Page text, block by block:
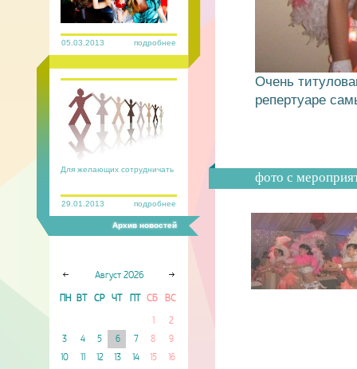
05.03.2013 подробнее
29.01.2013 подробнее
Для желающих сотрудничать
Архив новостей
Август 2026
ПН ВТ СР ЧТ СБ ВС
1
2
3
4 5 6 7 8
9
10
11 12 13 14 15
16
Очень
репертуаре
фото с